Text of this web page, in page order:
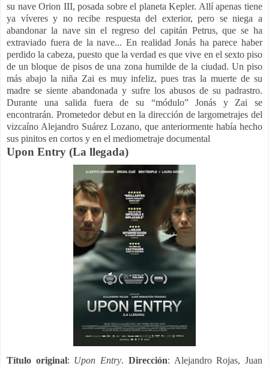
su nave Orion III, posada sobre el planeta Kepler. Allí apenas tiene
ya víveres y no recibe respuesta del exterior, pero se niega a
abandonar la nave sin el regreso del capitán Petrus, que se ha
extraviado fuera de la nave... En realidad Jonás ha parece haber
perdido la cabeza, puesto que la verdad es que vive en el sexto piso
de un bloque de pisos de una zona humilde de la ciudad. Un piso
más abajo la niña Zai es muy infeliz, pues tras la muerte de su
madre se siente abandonada y sufre los abusos de su padrastro.
Durante una salida fuera de su “módulo” Jonás y Zai se
encontrarán. Prometedor debut en la dirección de largometrajes del
vizcaíno Alejandro Suárez Lozano, que anteriormente había hecho
sus pinitos en cortos y en el mediometraje documental
Upon Entry (La llegada)
Título original: Upon Entry. Dirección: Alejandro Rojas, Juan